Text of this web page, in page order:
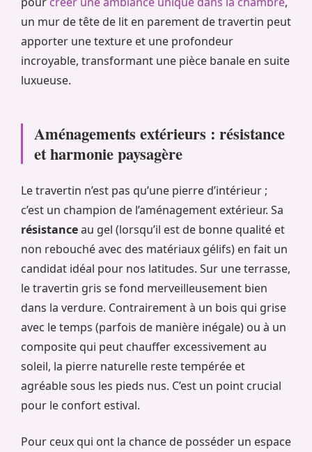
un mur de tête de lit en parement de travertin peut
apporter une texture et une profondeur
incroyable, transformant une pièce banale en suite
luxueuse.
Aménagements extérieurs : résistance
et harmonie paysagère
Le travertin n’est pas qu’une pierre d’intérieur ;
c’est un champion de l’aménagement extérieur. Sa
résistanceau gel (lorsqu’il est de bonne qualité et
non rebouché avec des matériaux gélifs) en fait un
candidat idéal pour nos latitudes. Sur une terrasse,
le travertin gris se fond merveilleusement bien
dans la verdure. Contrairement à un bois qui grise
avec le temps (parfois de manière inégale) ou à un
composite qui peut chauffer excessivement au
soleil, la pierre naturelle reste tempérée et
agréable sous les pieds nus. C’est un point crucial
pour le confort estival.
Pour ceux qui ont la chance de posséder un espace